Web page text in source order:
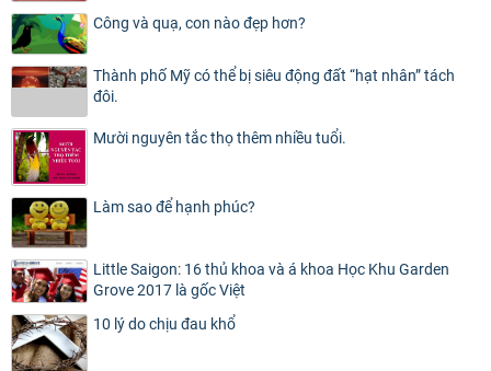
Công và quạ, con nào đẹp hơn?
Thành phố Mỹ có thể bị siêu động đất “hạt nhân” tách
đôi.
Mười nguyên tắc thọ thêm nhiều tuổi.
Làm sao để hạnh phúc?
Little Saigon: 16 thủ khoa và á khoa Học Khu Garden
Grove 2017 là gốc Việt
10 lý do chịu đau khổ